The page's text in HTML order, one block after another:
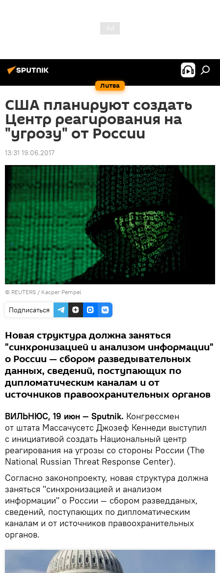
Литва
США планируют создать
Центр реагирования на
"угрозу" от России
13:31 19.06.2017
© REUTERS / Kacper Pempel
Подписаться
Новая структура должна заняться
"синхронизацией и анализом информации"
о России — сбором разведывательных
данных, сведений, поступающих по
дипломатическим каналам и от
источников правоохранительных органов
ВИЛЬНЮС, 19 июн — Sputnik. Конгрессмен
от штата Массачусетс Джозеф Кеннеди выступил
с инициативой создать Национальный центр
реагирования на угрозы со стороны России (The
National Russian Threat Response Center).
Согласно законопроекту, новая структура должна
заняться "синхронизацией и анализом
информации" о России — сбором разведданых,
сведений, поступающих по дипломатическим
каналам и от источников правоохранительных
органов.